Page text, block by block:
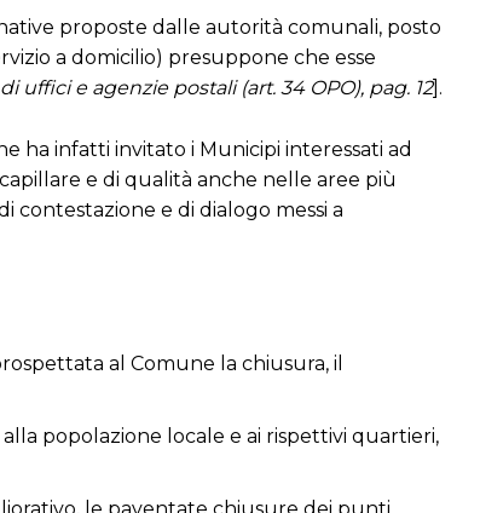
proposte dalle autorità comunali, posto
a domicilio) presuppone che esse
uffici e agenzie postali (art. 34 OPO), pag. 12].
ha infatti invitato i Municipi interessati ad
e di qualità anche nelle aree più
e di dialogo messi a
al Comune la chiusura, il
popolazione locale e ai rispettivi quartieri,